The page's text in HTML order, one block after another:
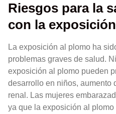
Riesgos para la
con la
La exposición al plomo ha
problemas graves de salud.
exposición al plomo pueden
desarrollo en niños, aumento
renal. Las mujeres
ya que la exposición al